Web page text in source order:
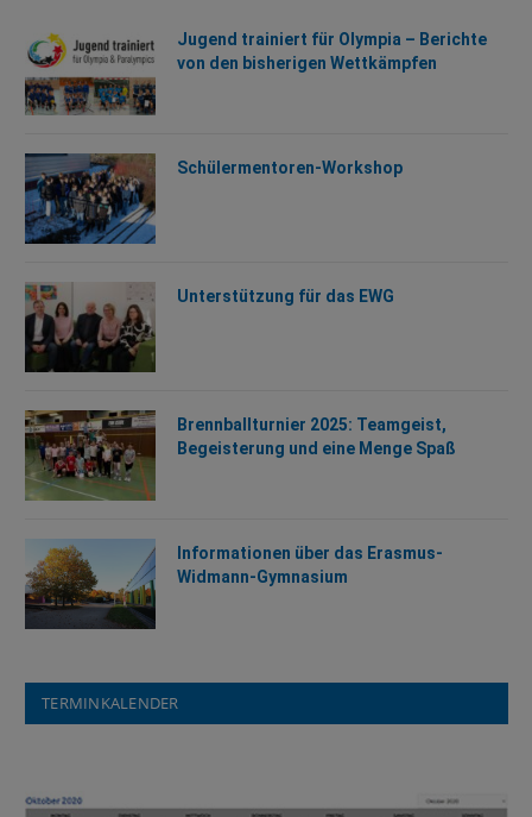
Jugend trainiert für Olympia – Berichte
von den bisherigen Wettkämpfen
Schülermentoren-Workshop
Unterstützung für das EWG
Brennballturnier 2025: Teamgeist,
Begeisterung und eine Menge Spaß
Informationen über das Erasmus-
Widmann-Gymnasium
TERMINKALENDER